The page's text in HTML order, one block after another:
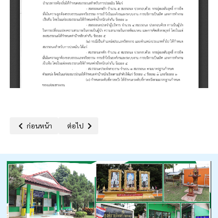
เนื้อหาก่อนหน้า: ประกาศองค์การบริหารส่วนตำบลหนองนาคำเรื่อง ก
ก่อนหน้า เนื้อหาถัดไป: ประกาศองค์การบริหารส่วนตำบลหนอง
ต่อไป